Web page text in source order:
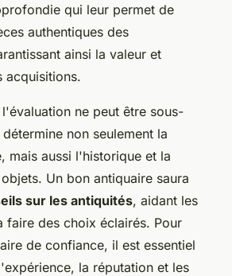
qui leur permet de
authentiques des
ainsi la valeur et
acquisitions.
ne peut être sous-
non seulement la
mais aussi l'historique et la
Un bon antiquaire saura
sur les antiquités, aidant les
faire des choix éclairés. Pour
de confiance, il est essentiel
la réputation et les